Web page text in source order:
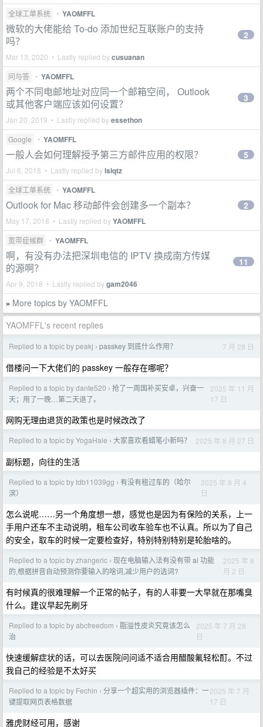
全球工单系统 • YAOMFFL
微软的大佬能给 To-do 添加世纪互联账户的支持
吗？
Mar 13, 2020 • Lastly replied bycusuanan
2
问与答 • YAOMFFL
两个不同电邮地址对应同一个邮箱空间， Outlook
或其他客户端应该如何设置？
Jan 20, 2019 • Lastly replied byessethon
3
Google • YAOMFFL
一般人会如何理解授予第三方邮件应用的权限？
Jul 6, 2018 • Lastly replied bylslqtz
5
全球工单系统 • YAOMFFL
Outlook for Mac 移动邮件会创建多一个副本？
May 17, 2018 • Lastly replied byYAOMFFL
2
宽带症候群 • YAOMFFL
啊，有没有办法把深圳电信的 IPTV 换成南方传媒
的源啊？
Apr 9, 2018 • Lastly replied bygam2046
11
» More topics by YAOMFFL
YAOMFFL's recent replies
Replied to a topic by peakj › passkey 到底什么作用？ 7 月 28 日
借楼问一下大佬们的 passkey 一般存在哪呢？
Replied to a topic by dante520 › 抢了一周国补买安卓，兴奋一
天；用了一晚…第二天退了。
2025 年 11 月
17 日
网购无理由退货的政策也是时候改改了
Replied to a topic by YogaHale › 大家喜欢看蜡笔小新吗？ 2025 年 8 月 27 日
副标题，向往的生活
Replied to a topic by tdb11039gg › 有没有租过车的（哈尔
滨）
2025 年 8 月 4
日
怎么说呢……另一个角度想一想，感觉也是因为有保险的关系，上一
手用户还车不主动说明，租车公司收车验车也不认真。所以为了自己
的安全，取车的时候一定要检查好，特别特别特别是轮胎啥的。
Replied to a topic by zhangeric › 现在电脑输入法有没有带 ai 功能
的,根据拼音自动预测你要输入的啥词,减少用户的选词?
2025 年 8
月 2 日
有时候真的很难理解一个正常的帖子，有的人非要一大早就在那嘴臭
什么。建议早起先刷牙
Replied to a topic by abcfreedom › 脂溢性皮炎究竟该怎么
治
2025 年 7 月 28
日
快速缓解症状的话，可以去医院问问适不适合用醋酸氟轻松酊。不过
我自己的经验是不太好买
Replied to a topic by Fechin › 分享一个超实用的浏览器插件：一
键提取网页表格数据
2025 年 7 月
17 日
雅虎财经可用，感谢